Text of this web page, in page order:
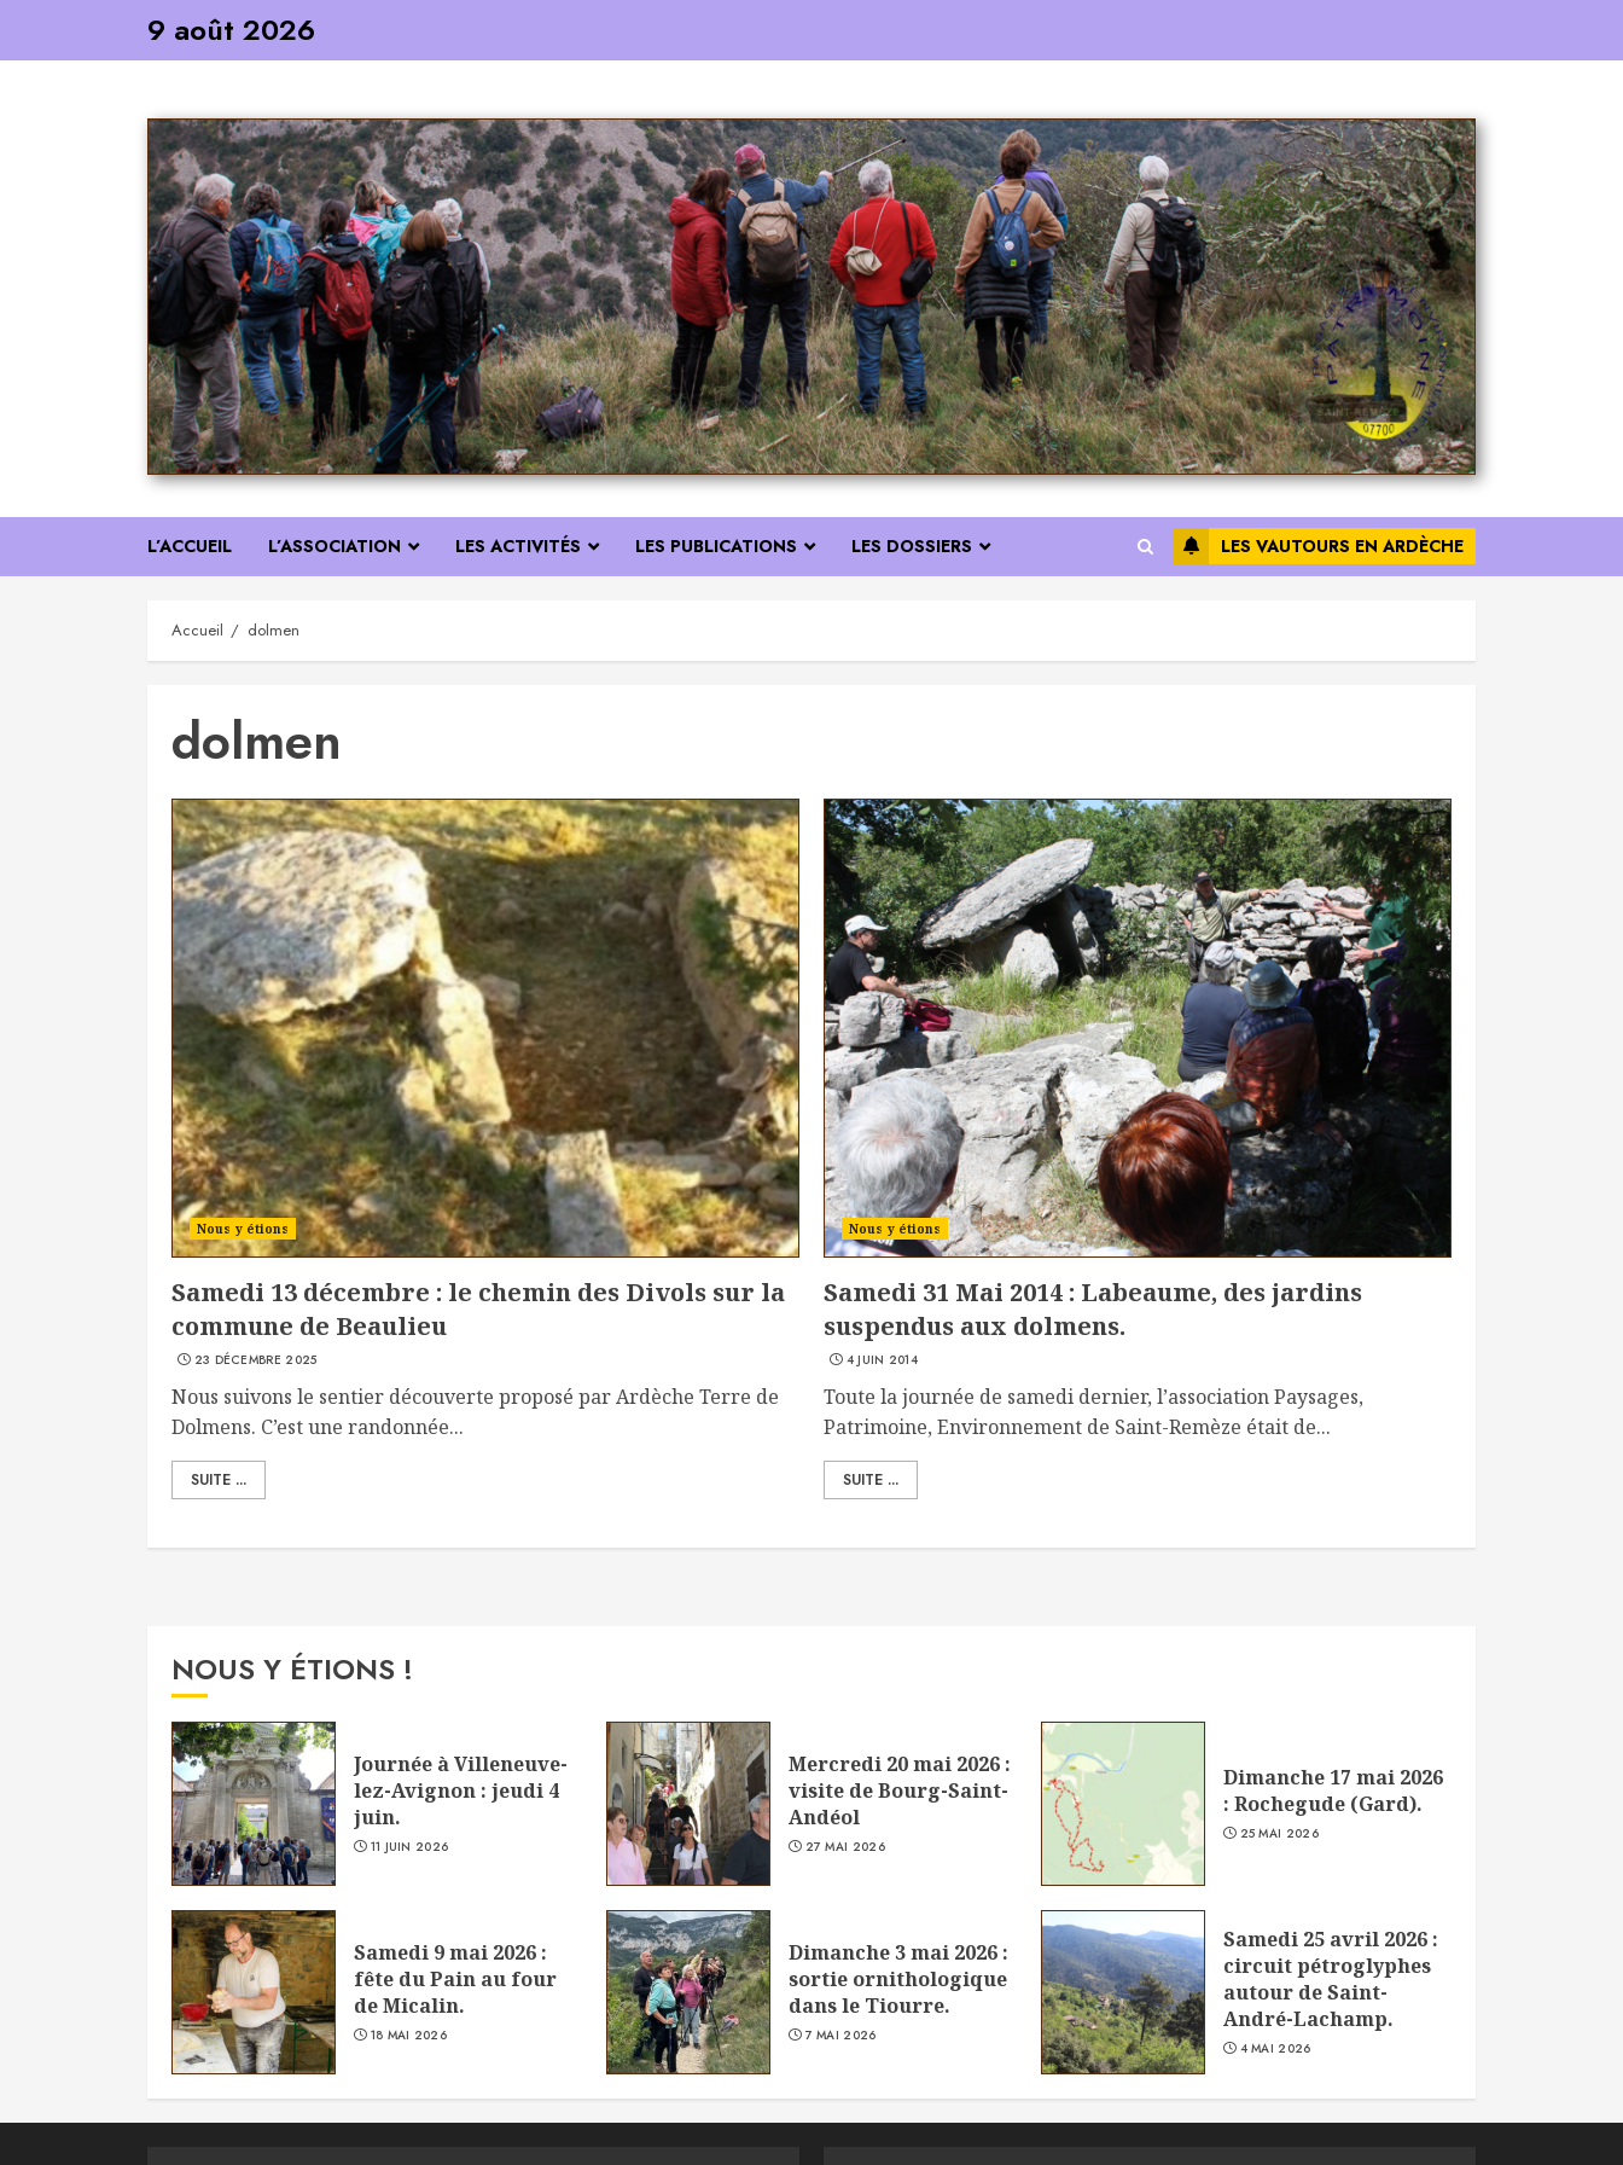
9 août 2026
L’ACCUEIL L’ASSOCIATION LES ACTIVITÉS LES PUBLICATIONS LES DOSSIERS LES VAUTOURS EN ARDÈCHE
Accueil dolmen
dolmen
Nous y étions
Samedi 13 décembre : le chemin des Divols sur la
commune de Beaulieu
23 DÉCEMBRE 2025
Nous suivons le sentier découverte proposé par Ardèche Terre de
Dolmens. C’est une randonnée...
SUITE ...
Nous y étions
Samedi 31 Mai 2014 : Labeaume, des jardins
suspendus aux dolmens.
4 JUIN 2014
Toute la journée de samedi dernier, l’association Paysages,
Patrimoine, Environnement de Saint-Remèze était de...
SUITE ...
NOUS Y ÉTIONS !
Journée à Villeneuve-
lez-Avignon : jeudi 4
juin.
11 JUIN 2026
Mercredi 20 mai 2026 :
visite de Bourg-Saint-
Andéol
27 MAI 2026
Dimanche 17 mai 2026
: Rochegude (Gard).
25 MAI 2026
Samedi 9 mai 2026 :
fête du Pain au four
de Micalin.
18 MAI 2026
Dimanche 3 mai 2026 :
sortie ornithologique
dans le Tiourre.
7 MAI 2026
Samedi 25 avril 2026 :
circuit pétroglyphes
autour de Saint-
André-Lachamp.
4 MAI 2026